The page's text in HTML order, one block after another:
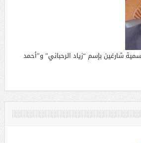
شارعَين بإسم “زياد الرحباني” و”أحمد